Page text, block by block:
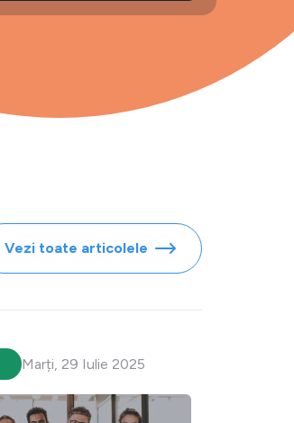
Vezi toate articolele
Marți, 29 Iulie 2025